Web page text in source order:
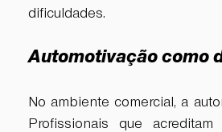
dificuldades.
Automotivação como
No ambiente comercial, a
Profissionais que